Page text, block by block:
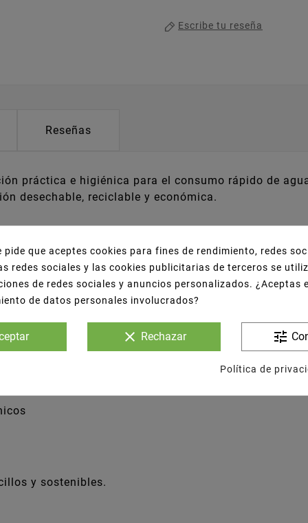
Escribe tu reseña
Reseñas
práctica e higiénica para el consumo rápido de
desechable, reciclable y económica.
inmediato
y sostenibles.
pide que aceptes cookies para fines de rendimiento, redes
redes sociales y las cookies publicitarias de terceros se
de redes sociales y anuncios personalizados. ¿Aceptas
de datos personales involucrados?
clear Rechazar tune
Política de